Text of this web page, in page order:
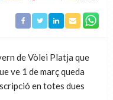
de Vòlei Platja que
ve 1 de març queda
en totes dues